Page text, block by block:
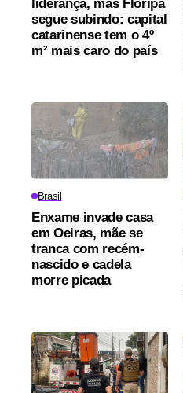
liderança, mas Floripa
segue subindo: capital
catarinense tem o 4º
m² mais caro do país
Brasil
Enxame invade casa
em Oeiras, mãe se
tranca com recém-
nascido e cadela
morre picada